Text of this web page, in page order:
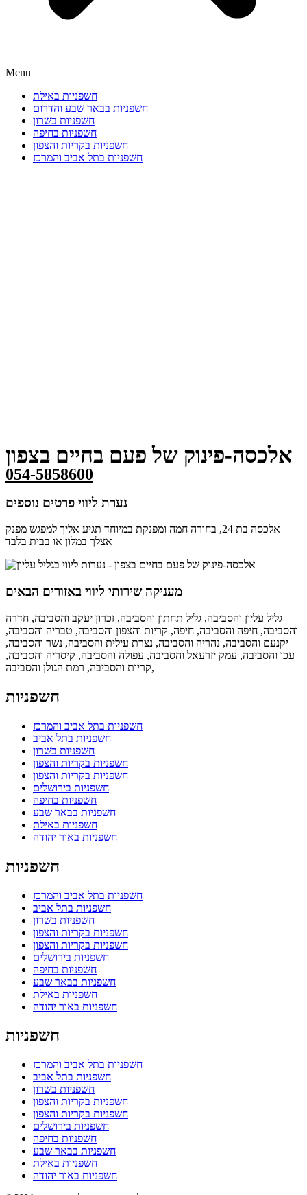
Menu
חשפניות באילת
חשפניות בבאר שבע והדרום
חשפניות בשרון
חשפניות בחיפה
חשפניות בקריות והצפון
חשפניות בתל אביב והמרכז
אלכסה-פינוק של פעם בחיים בצפון
054-5858600
נערת ליווי פרטים נוספים
אלכסה בת 24, בחורה חמה ומפנקת במיוחד תגיע אליך למפגש מפנק
אצלך במלון או בבית בלבד
מעניקה שירותי ליווי באזורים הבאים
גליל עליון והסביבה, גליל תחתון והסביבה, זכרון יעקב והסביבה, חדרה
והסביבה, חיפה והסביבה, חיפה, קריות והצפון והסביבה, טבריה והסביבה,
יקנעם והסביבה, נהריה והסביבה, נצרת עילית והסביבה, נשר והסביבה,
עכו והסביבה, עמק יזרעאל והסביבה, עפולה והסביבה, קיסריה והסביבה,
קריות והסביבה,רמת הגולן והסביבה,
חשפניות
חשפניות בתל אביב והמרכז
חשפניות בתל אביב
חשפניות בשרון
חשפניות בקריות והצפון
חשפניות בקריות והצפון
חשפניות בירושלים
חשפניות בחיפה
חשפניות בבאר שבע
חשפניות באילת
חשפניות באור יהודה
חשפניות
חשפניות בתל אביב והמרכז
חשפניות בתל אביב
חשפניות בשרון
חשפניות בקריות והצפון
חשפניות בקריות והצפון
חשפניות בירושלים
חשפניות בחיפה
חשפניות בבאר שבע
חשפניות באילת
חשפניות באור יהודה
חשפניות
חשפניות בתל אביב והמרכז
חשפניות בתל אביב
חשפניות בשרון
חשפניות בקריות והצפון
חשפניות בקריות והצפון
חשפניות בירושלים
חשפניות בחיפה
חשפניות בבאר שבע
חשפניות באילת
חשפניות באור יהודה